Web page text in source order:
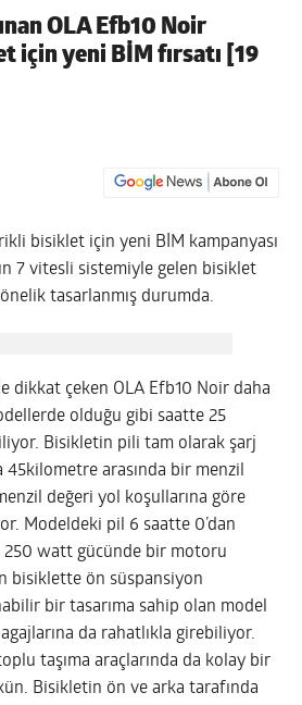
OLA Efb10 Noir
yeni BİM fırsatı [19
bisiklet için yeni BİM kampanyası
7 vitesli sistemiyle gelen bisiklet
tasarlanmış durumda.
dikkat çeken OLA Efb10 Noir daha
olduğu gibi saatte 25
Bisikletin pili tam olarak şarj
arasında bir menzil
değeri yol koşullarına göre
Modeldeki pil 6 saatte 0’dan
250 watt gücünde bir motoru
bisiklette ön süspansiyon
bir tasarıma sahip olan model
da rahatlıkla girebiliyor.
taşıma araçlarında da kolay bir
Bisikletin ön ve arka tarafında